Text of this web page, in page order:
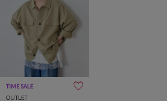
TIME SALE
OUTLET